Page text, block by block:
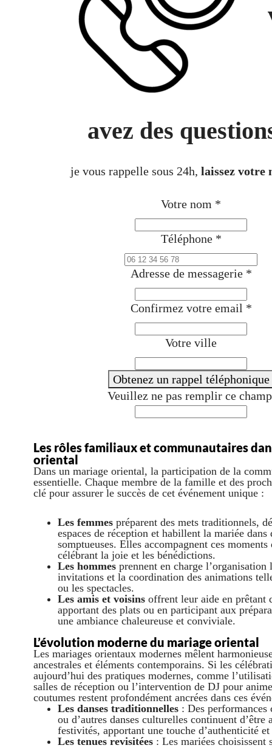
avez des
je vous rappelle sous 24h, laissez votre
Votre nom *
Téléphone *
Adresse de messagerie *
Confirmez votre email *
Votre ville
Obtenez un rappel téléphonique
Veuillez ne pas remplir ce
Les rôles familiaux et communautaires
oriental
Dans un mariage oriental, la participation de la
essentielle. Chaque membre de la famille et des
clé pour assurer le succès de cet événement unique :
Les femmes préparent des mets traditionnels,
espaces de réception et habillent la mariée dans
somptueuses. Elles accompagnent ces moments
célébrant la joie et les bénédictions.
Les hommes prennent en charge l’organisation
invitations et la coordination des animations
ou les spectacles.
Les amis et voisins offrent leur aide en prêtant
apportant des plats ou en participant aux
une ambiance chaleureuse et conviviale.
L’évolution moderne du mariage oriental
Les mariages orientaux modernes mêlent
ancestrales et éléments contemporains. Si les
aujourd’hui des pratiques modernes, comme
salles de réception ou l’intervention de DJ pour
coutumes restent profondément ancrées dans ces
Les danses traditionnelles : Des performances
ou d’autres danses culturelles continuent d’être
festivités, apportant une touche d’authenticité
Les tenues revisitées : Les mariées choisissent